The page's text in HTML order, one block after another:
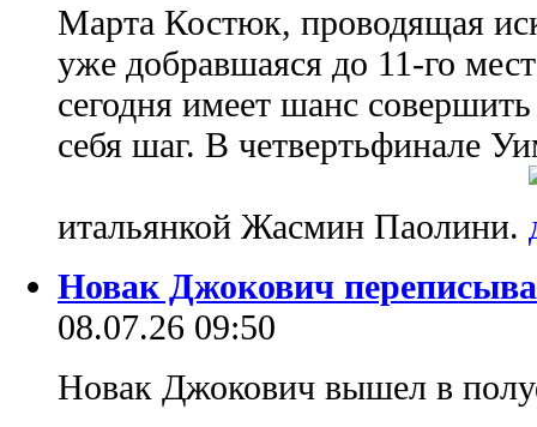
Марта Костюк, проводящая
уже добравшаяся до 11-го
сегодня имеет шанс
себя шаг. В четвертьфинале
итальянкой Жасмин Паолини.
Новак Джокович
08.07.26 09:50
Новак Джокович вышел в